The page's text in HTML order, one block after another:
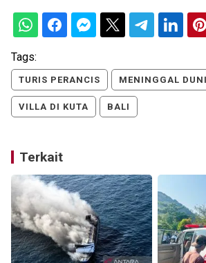
Tags:
TURIS PERANCIS MENINGGAL
VILLA DI KUTA BALI
Terkait